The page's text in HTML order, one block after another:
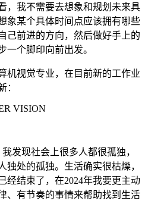
，我不需要去想象和规划未来具
象某个具体时间点应该拥有哪些
己前进的方向，然后做好手上的
一个脚印向前出发。
机视觉专业，在目前新的工作业
：
VISION
发现社会上很多人都很孤独，
独处的孤独。生活确实很枯燥，
经结束了，在2024年我要更主动
、有节奏的事情来帮助找到生活